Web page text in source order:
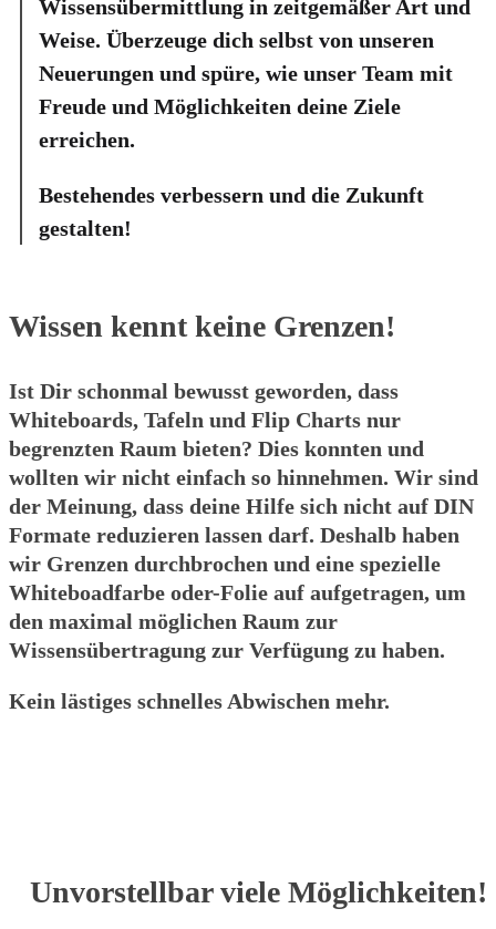
Wissensübermittlung in zeitgemäßer Art und
Weise. Überzeuge dich selbst von unseren
Neuerungen und spüre, wie unser Team mit
Freude und Möglichkeiten deine Ziele
erreichen.
Bestehendes verbessern und die Zukunft
gestalten!
Wissen kennt keine Grenzen!
Ist Dir schonmal bewusst geworden, dass
Whiteboards, Tafeln und Flip Charts nur
begrenzten Raum bieten? Dies konnten und
wollten wir nicht einfach so hinnehmen. Wir sind
der Meinung, dass deine Hilfe sich nicht auf DIN
Formate reduzieren lassen darf. Deshalb haben
wir Grenzen durchbrochen und eine spezielle
Whiteboadfarbe oder-Folie auf aufgetragen, um
den maximal möglichen Raum zur
Wissensübertragung zur Verfügung zu haben.
Kein lästiges schnelles Abwischen mehr.
Unvorstellbar viele Möglichkeiten!